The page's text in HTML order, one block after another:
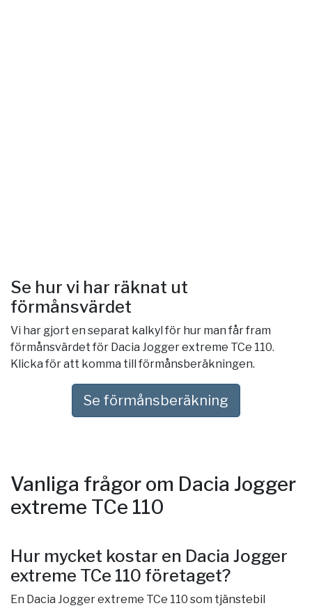
Se hur vi har räknat ut
förmånsvärdet
Vi har gjort en separat kalkyl för hur man får fram
förmånsvärdet för Dacia Jogger extreme TCe 110.
Klicka för att komma till förmånsberäkningen.
Se förmånsberäkning
Vanliga frågor om Dacia Jogger
extreme TCe 110
Hur mycket kostar en Dacia Jogger
extreme TCe 110 företaget?
En Dacia Jogger extreme TCe 110 som tjänstebil